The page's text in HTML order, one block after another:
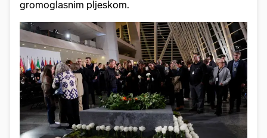
gromoglasnim pljeskom.